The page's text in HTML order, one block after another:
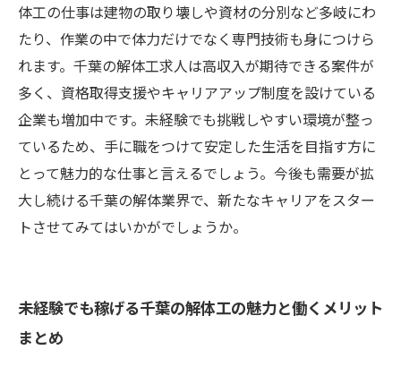
体工の仕事は建物の取り壊しや資材の分別など多岐にわ
たり、作業の中で体力だけでなく専門技術も身につけら
れます。千葉の解体工求人は高収入が期待できる案件が
多く、資格取得支援やキャリアアップ制度を設けている
企業も増加中です。未経験でも挑戦しやすい環境が整っ
ているため、手に職をつけて安定した生活を目指す方に
とって魅力的な仕事と言えるでしょう。今後も需要が拡
大し続ける千葉の解体業界で、新たなキャリアをスター
トさせてみてはいかがでしょうか。
未経験でも稼げる千葉の解体工の魅力と働くメリット
まとめ